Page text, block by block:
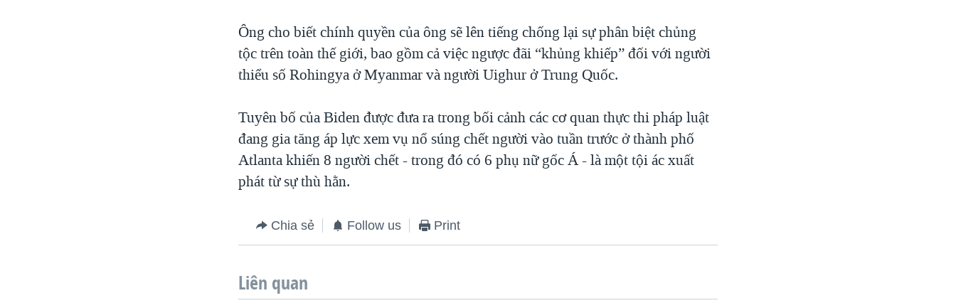
Ông cho biết chính quyền của ông sẽ lên tiếng chống lại sự phân biệt chủng
tộc trên toàn thế giới, bao gồm cả việc ngược đãi “khủng khiếp” đối với người
thiểu số Rohingya ở Myanmar và người Uighur ở Trung Quốc.
Tuyên bố của Biden được đưa ra trong bối cảnh các cơ quan thực thi pháp luật
đang gia tăng áp lực xem vụ nổ súng chết người vào tuần trước ở thành phố
Atlanta khiến 8 người chết - trong đó có 6 phụ nữ gốc Á - là một tội ác xuất
phát từ sự thù hằn.
Chia sẻ Follow us Print
Liên quan